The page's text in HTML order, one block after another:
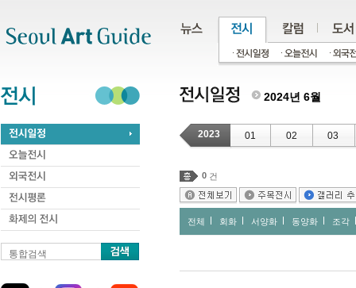
통합검색
2024년 6월
2023 01 02 03
0 건
전체 회화 서양화 동양화 조각